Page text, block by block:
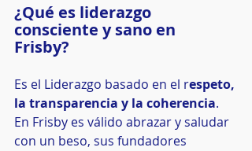
¿Qué es liderazgo
consciente y sano en
Frisby?
Es el Liderazgo basado en el respeto,
la transparencia y la coherencia.
En Frisby es válido abrazar y saludar
con un beso, sus fundadores